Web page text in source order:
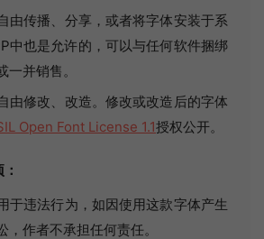
由传播、分享，或者将字体安装于系
中也是允许的，可以与任何软件捆绑
并销售。
由修改、改造。修改或改造后的字体
Open Font License 1.1授权公开。
于违法行为，如因使用这款字体产生
，作者不承担任何责任。